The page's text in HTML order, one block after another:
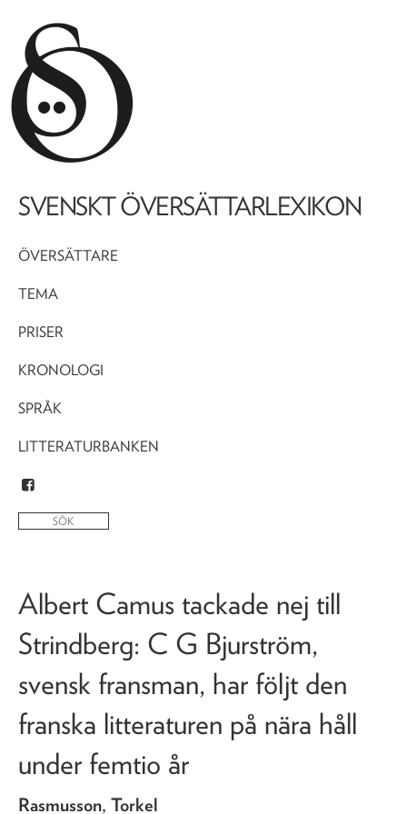
SVENSKT ÖVERSÄTTARLEXIKON
ÖVERSÄTTARE
TEMA
PRISER
KRONOLOGI
SPRÅK
LITTERATURBANKEN
Albert Camus tackade nej till
Strindberg: C G Bjurström,
svensk fransman, har följt den
franska litteraturen på nära håll
under femtio år
Rasmusson, Torkel